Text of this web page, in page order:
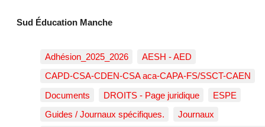
Sud Éducation Manche
Adhésion_2025_2026
AESH - AED
CAPD-CSA-CDEN-CSA aca-CAPA-FS/SSCT-CAEN
Documents
DROITS - Page juridique
ESPE
Guides / Journaux spécifiques.
Journaux